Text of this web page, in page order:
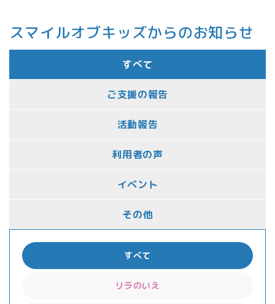
スマイルオブキッズからのお知らせ
すべて
ご支援の報告
活動報告
利用者の声
イベント
その他
すべて
リラのいえ